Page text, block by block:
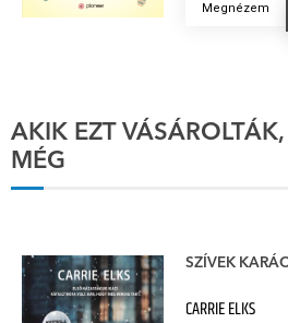
Megnézem
AKIK EZT
MÉG
SZÍVEK
CARRIE ELKS